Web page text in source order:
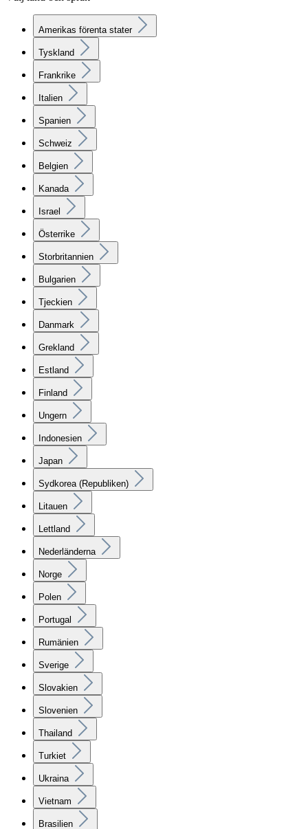
Amerikas förenta stater
Tyskland
Frankrike
Italien
Spanien
Schweiz
Belgien
Kanada
Israel
Österrike
Storbritannien
Bulgarien
Tjeckien
Danmark
Grekland
Estland
Finland
Ungern
Indonesien
Japan
Sydkorea (Republiken)
Litauen
Lettland
Nederländerna
Norge
Polen
Portugal
Rumänien
Sverige
Slovakien
Slovenien
Thailand
Turkiet
Ukraina
Vietnam
Brasilien